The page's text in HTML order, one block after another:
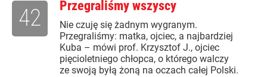
Przegraliśmy wszyscy
Nie czuję się żadnym wygranym.
Przegraliśmy: matka, ojciec, a najbardziej
Kuba – mówi prof. Krzysztof J., ojciec
pięcioletniego chłopca, o którego walczy
ze swoją byłą żoną na oczach całej Polski.
42